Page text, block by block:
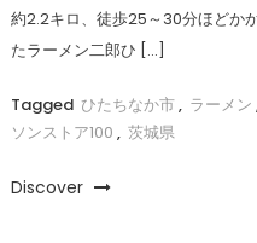
約2.2キロ、徒歩25～30分ほどか
たラーメン二郎ひ […]
Tagged ひたちなか市, ラーメン
ソンストア100 , 茨城県
Discover